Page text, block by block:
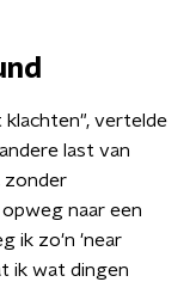
klachten", vertelde
last van
zonder
naar een
ik zo'n 'near
ik wat dingen